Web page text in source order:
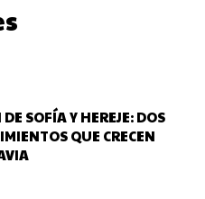
SOFÍA Y HEREJE: DOS
QUE CRECEN